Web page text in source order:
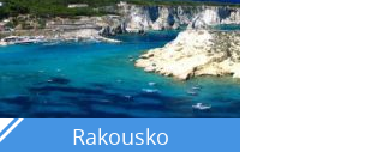
Rakousko